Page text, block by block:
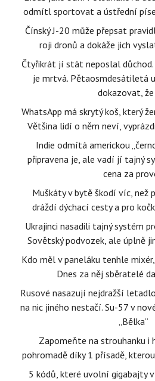
odmítl sportovat a ústřední
Čínský J-20 může přepsat
roji dronů a dokáže jich
Čtyřikrát jí stát neposlal
je mrtvá. Pětaosmdesátiletá
dokazovat,
WhatsApp má skrytý koš, který
Většina lidí o něm neví,
Indie odmítá americkou
připravena je, ale vadí jí tajný
cena za
Muškáty v bytě škodí víc, než
dráždí dýchací cesty a pro
Ukrajinci nasadili tajný systém
Sovětský podvozek, ale úplně
Kdo měl v paneláku tenhle
Dnes za něj sběratelé
Rusové nasazují nejdražší
na nic jiného nestačí. Su-57 v
„Bělka“
Zapomeňte na strouhanku i
pohromadě díky 1 přísadě,
5 kódů, které uvolní gigabajty